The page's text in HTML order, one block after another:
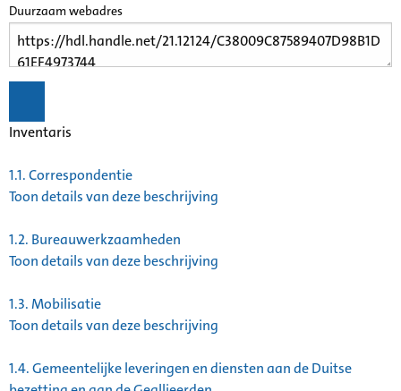
Duurzaam webadres
Inventaris
1.1.Correspondentie
Toon details van deze beschrijving
1.2. Bureauwerkzaamheden
Toon details van deze beschrijving
1.3.Mobilisatie
Toon details van deze beschrijving
1.4.Gemeentelijke leveringen en diensten aan de Duitse